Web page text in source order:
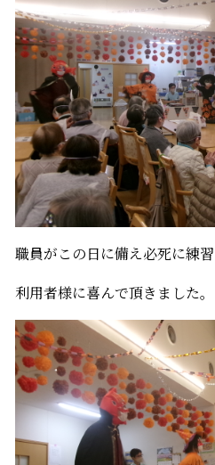
職員がこの日に備え必死に練習
利用者様に喜んで頂きました。